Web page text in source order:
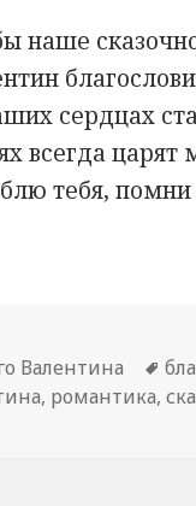
наше
сердцах
всегда
тебя, помни
Валентина
, романтика,